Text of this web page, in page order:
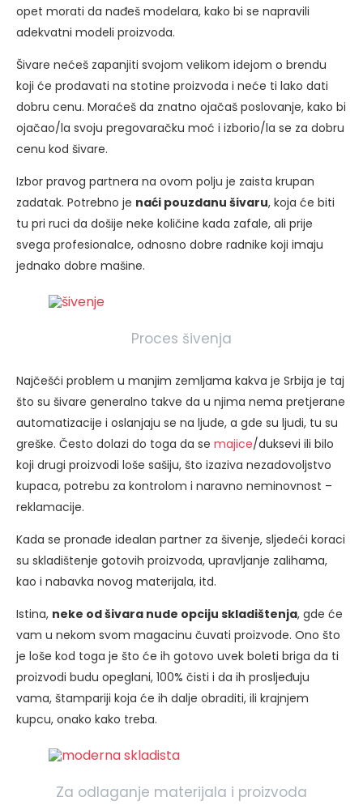
opet morati da nađeš modelara, kako bi se napravili
adekvatni modeli proizvoda.
Šivare nećeš zapanjiti svojom velikom idejom o brendu
koji će prodavati na stotine proizvoda i neće ti lako dati
dobru cenu. Moraćeš da znatno ojačaš poslovanje, kako bi
ojačao/la svoju pregovaračku moć i izborio/la se za dobru
cenu kod šivare.
Izbor pravog partnera na ovom polju je zaista krupan
zadatak. Potrebno je naći pouzdanu šivaru, koja će biti
tu pri ruci da došije neke količine kada zafale, ali prije
svega profesionalce, odnosno dobre radnike koji imaju
jednako dobre mašine.
Proces šivenja
Najčešći problem u manjim zemljama kakva je Srbija je taj
što su šivare generalno takve da u njima nema pretjerane
automatizacije i oslanjaju se na ljude, a gde su ljudi, tu su
greške. Često dolazi do toga da se majice/duksevi ili bilo
koji drugi proizvodi loše sašiju, što izaziva nezadovoljstvo
kupaca, potrebu za kontrolom i naravno neminovnost –
reklamacije.
Kada se pronađe idealan partner za šivenje, sljedeći koraci
su skladištenje gotovih proizvoda, upravljanje zalihama,
kao i nabavka novog materijala, itd.
Istina, neke od šivara nude opciju skladištenja, gde će
vam u nekom svom magacinu čuvati proizvode. Ono što
je loše kod toga je što će ih gotovo uvek boleti briga da ti
proizvodi budu opeglani, 100% čisti i da ih prosljeđuju
vama, štampariji koja će ih dalje obraditi, ili krajnjem
kupcu, onako kako treba.
Za odlaganje materijala i proizvoda